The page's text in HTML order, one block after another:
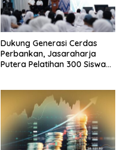
Dukung Generasi Cerdas
Perbankan, Jasaraharja
Putera Pelatihan 300 Siswa